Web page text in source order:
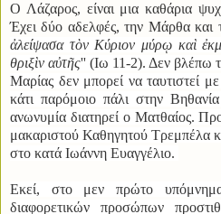
Ο Λάζαρος, είναι μια καθάρια
Έχει δύο αδελφές, την Μάρθα
ἀλείψασα τὸν Κύριον μύρῳ καὶ
θριξὶν αὐτῆς'' (Ιω 11-2). Δεν βλέπω
Μαρίας δεν μπορεί να ταυτιστεί
κάτι παρόμοιο πάλι στην
ανωνυμία διατηρεί ο Ματθαίος.
μακαριστού Καθηγητού Τρεμπέλα
στο κατά Ιωάννη Ευαγγέλιο.
Εκεί, στο μεν πρώτο
διαφορετικών προσώπων